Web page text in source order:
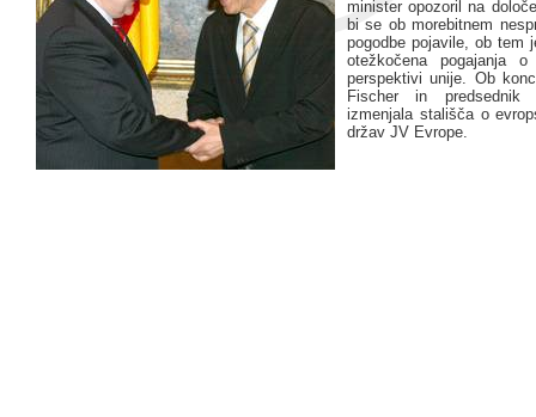
minister opozoril na
bi se ob morebitnem
pogodbe pojavile, ob tem
otežkočena pogajanja
perspektivi unije. Ob
Fischer in predsednik
izmenjala stališča o
držav JV Evrope.